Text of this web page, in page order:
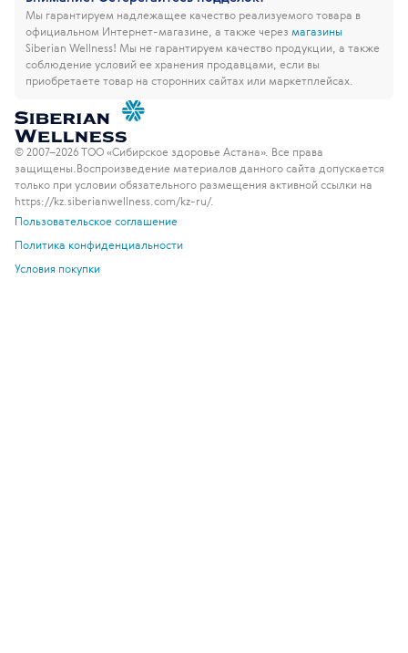
Мы гарантируем надлежащее качество реализуемого товара в
официальном Интернет-магазине, а также через магазины
Siberian Wellness! Мы не гарантируем качество продукции, а также
соблюдение условий ее хранения продавцами, если вы
приобретаете товар на сторонних сайтах или маркетплейсах.
© 2007–2026 ТОО «Сибирское здоровье Астана». Все права
защищены. Воспроизведение материалов данного сайта допускается
только при условии обязательного размещения активной ссылки на
https://kz.siberianwellness.com/kz-ru/.
Пользовательское соглашение
Политика конфиденциальности
Условия покупки